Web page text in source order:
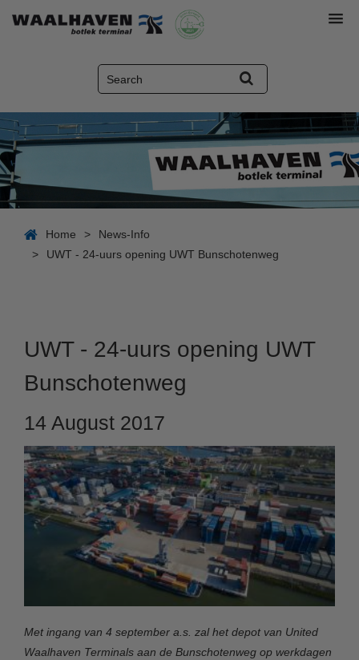
Home >
News-Info
>
UWT - 24-uurs opening UWT Bunschotenweg
UWT - 24-uurs opening UWT
Bunschotenweg
14 August 2017
Met ingang van 4 september a.s. zal het depot van United
Waalhaven Terminals aan de Bunschotenweg op werkdagen